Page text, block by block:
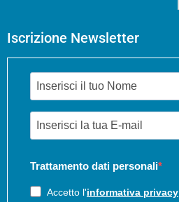
Iscrizione Newsletter
Trattamento dati personali
Accetto l'informativa privacy